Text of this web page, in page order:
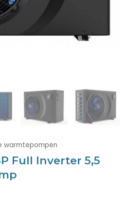
warmtepompen
Full Inverter 5,5